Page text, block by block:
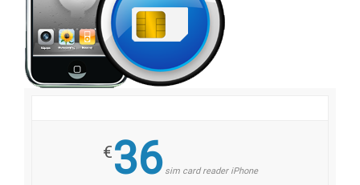
€36sim card reader iPhone